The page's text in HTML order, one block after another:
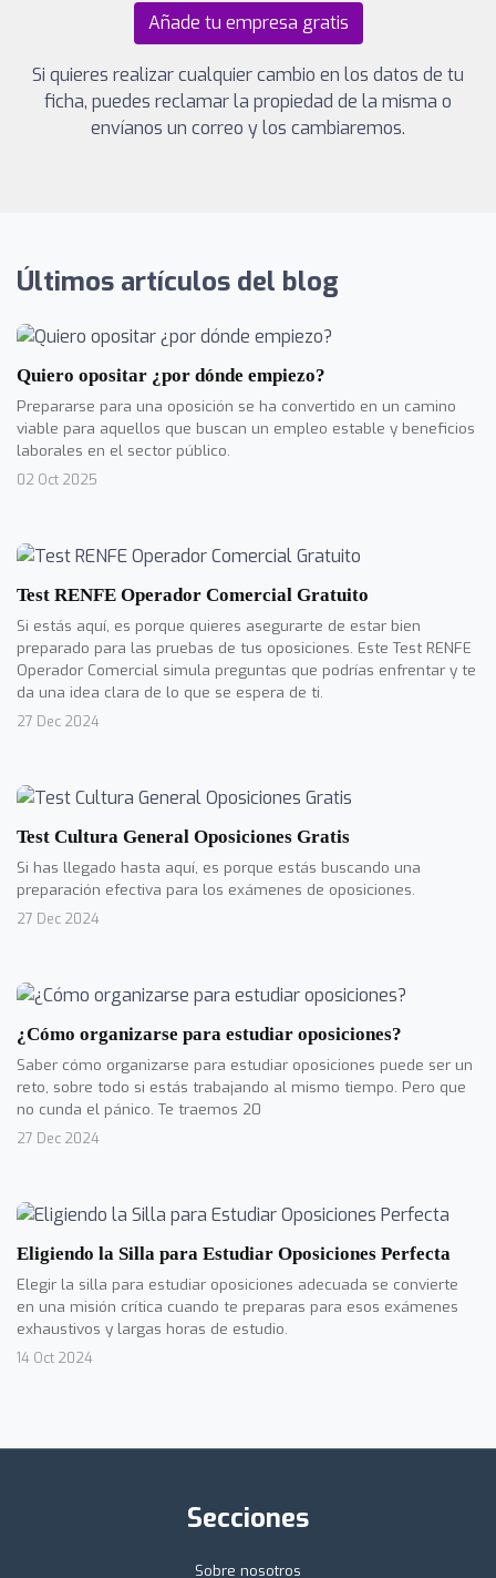
Añade tu empresa gratis
Si quieres realizar cualquier cambio en los datos de tu
ficha, puedes reclamar la propiedad de la misma o
envíanos un correo y los cambiaremos.
Últimos artículos del blog
Quiero opositar ¿por dónde empiezo?
Prepararse para una oposición se ha convertido en un camino
viable para aquellos que buscan un empleo estable y beneficios
laborales en el sector público.
02 Oct 2025
Test RENFE Operador Comercial Gratuito
Si estás aquí, es porque quieres asegurarte de estar bien
preparado para las pruebas de tus oposiciones. Este Test RENFE
Operador Comercial simula preguntas que podrías enfrentar y te
da una idea clara de lo que se espera de ti.
27 Dec 2024
Test Cultura General Oposiciones Gratis
Si has llegado hasta aquí, es porque estás buscando una
preparación efectiva para los exámenes de oposiciones.
27 Dec 2024
¿Cómo organizarse para estudiar oposiciones?
Saber cómo organizarse para estudiar oposiciones puede ser un
reto, sobre todo si estás trabajando al mismo tiempo. Pero que
no cunda el pánico. Te traemos 20
27 Dec 2024
Eligiendo la Silla para Estudiar Oposiciones Perfecta
Elegir la silla para estudiar oposiciones adecuada se convierte
en una misión crítica cuando te preparas para esos exámenes
exhaustivos y largas horas de estudio.
14 Oct 2024
Secciones
Sobre nosotros